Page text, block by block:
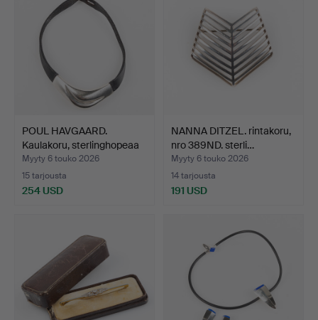
POUL HAVGAARD.
Kaulakoru, sterlinghopeaa
j…
Myyty 6 touko 2026
15 tarjousta
254 USD
NANNA DITZEL. rintakoru,
nro 389ND. sterli…
Myyty 6 touko 2026
14 tarjousta
191 USD